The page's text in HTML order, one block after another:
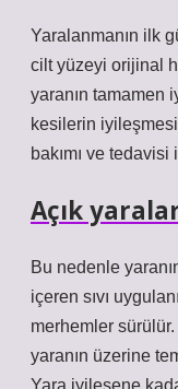
Yaralanmanın ilk
cilt yüzeyi orijinal
yaranın tamamen
kesilerin
bakımı ve
Açık
Bu nedenle
içeren sıvı
merhemler
yaranın üzerine
Yara iyileşene